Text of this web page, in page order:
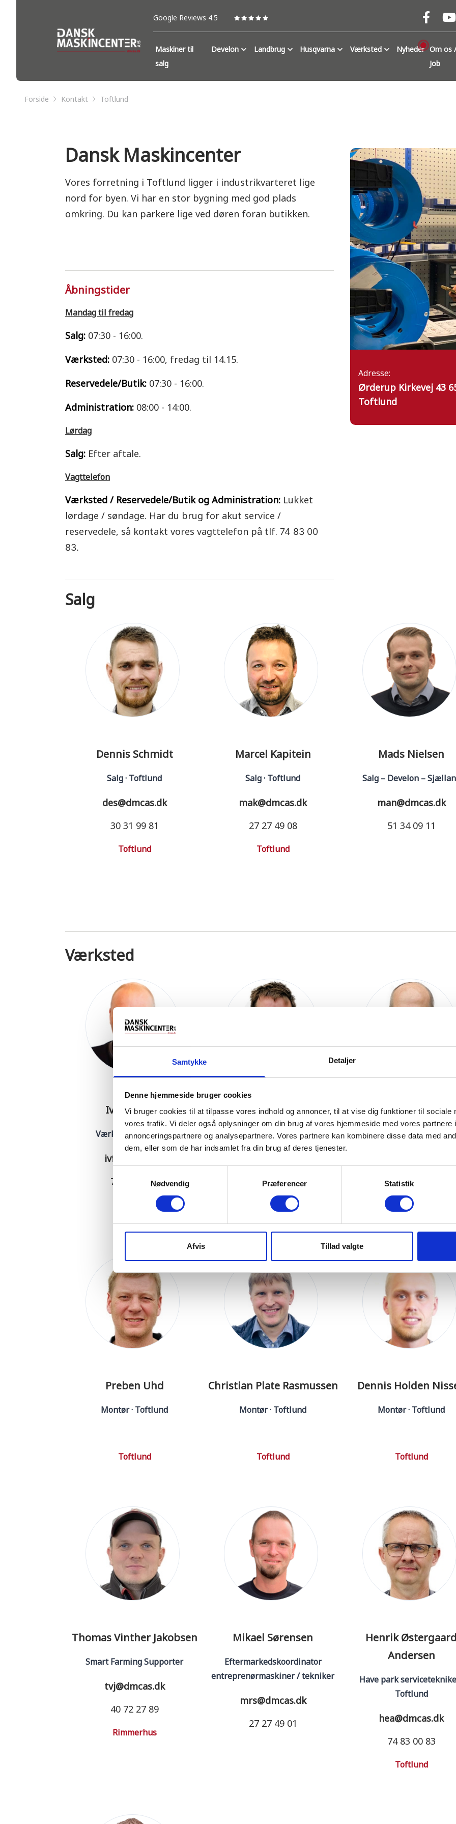
Samtykke Detaljer
Denne hjemmeside bruger cookies
Vi bruger cookies til at tilpasse vores indhold og annoncer, til at vise dig funktioner til sociale
vores trafik. Vi deler også oplysninger om din brug af vores hjemmeside med vores partnere
annonceringspartnere og analysepartnere. Vores partnere kan kombinere disse data med
dem, eller som de har indsamlet fra din brug af deres tjenester.
Nødvendig
Præferencer Statistik
Afvis Tillad valgte
Google Reviews 4.5
Maskiner til
salg
Develon Landbrug Husqvarna Værksted Nyheder Om os
Job
Forside Kontakt Toftlund
Dansk Maskincenter
Vores forretning i Toftlund ligger i industrikvarteret lige
nord for byen. Vi har en stor bygning med god plads
omkring. Du kan parkere lige ved døren foran butikken.
Åbningstider
Mandag til fredag
Salg: 07:30 - 16:00.
Værksted: 07:30 - 16:00, fredag til 14.15.
Reservedele/Butik: 07:30 - 16:00.
Administration: 08:00 - 14:00.
Lørdag
Salg: Efter aftale.
Vagttelefon
Værksted / Reservedele/Butik og Administration: Lukket
lørdage / søndage. Har du brug for akut service /
reservedele, så kontakt vores vagttelefon på tlf. 74 83 00
83.
Adresse:
Ørderup Kirkevej 43
Toftlund
Salg
Dennis Schmidt
Salg · Toftlund
des@dmcas.dk
30 31 99 81
Toftlund
Marcel Kapitein
Salg · Toftlund
mak@dmcas.dk
27 27 49 08
Toftlund
Mads Nielsen
Salg – Develon –
man@dmcas.dk
51 34 09 11
Værksted
Ivan Fischer
Værkfører · Toftlund
ivf@dmcas.dk
74 83 00 83
Michael Rønne Sefsiek
Montør · Toftlund
Toftlund
Henrik Iskov
Montør · Toftlund
Toftlund
Preben Uhd
Montør · Toftlund
Toftlund
Christian Plate Rasmussen
Montør · Toftlund
Toftlund
Dennis Holden
Montør · Toftlund
Toftlund
Thomas Vinther Jakobsen
Smart Farming Supporter
tvj@dmcas.dk
40 72 27 89
Rimmerhus
Mikael Sørensen
Eftermarkedskoordinator
entreprenørmaskiner / tekniker
mrs@dmcas.dk
27 27 49 01
Henrik
Andersen
Have park
Toftlund
hea@dmcas.dk
74 83 00 83
Toftlund